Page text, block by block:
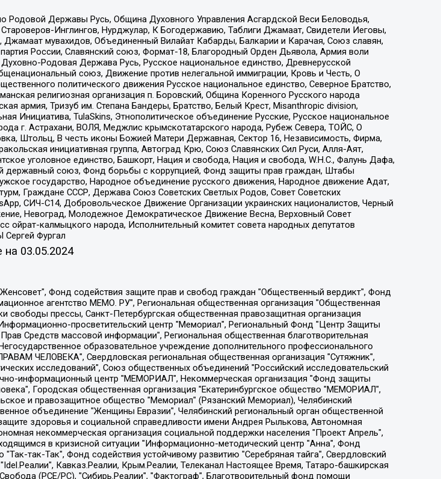
Родовой Державы Русь, Община Духовного Управления Асгардской Веси Беловодья,
Инглингов, Нурджулар, К Богодержавию, Таблиги Джамаат, Свидетели Иеговы,
мувахидов, Объединенный Вилайат Кабарды, Балкарии и Карачая, Союз славян,
России, Славянский союз, Формат-18, Благородный Орден Дьявола, Армия воли
Родовая Держава Русь, Русское национальное единство, Древнерусской
союз, Движение против нелегальной иммиграции, Кровь и Честь, О
политического движения Русское национальное единство, Северное Братство,
религиозная организация п. Боровский, Община Коренного Русского народа
армия, Тризуб им. Степана Бандеры, Братство, Белый Крест, Misanthropic division,
Инициатива, TulaSkins, Этнополитическое объединение Русские, Русское национальное
г. Астрахани, ВОЛЯ, Меджлис крымскотатарского народа, Рубеж Севера, ТОЙС, О
Штольц, В честь иконы Божией Матери Державная, Сектор 16, Независимость, Фирма,
инициативная группа, Автоград Крю, Союз Славянских Сил Руси, Алля-Аят,
уголовное единство, Башкорт, Нация и свобода, Нация и свобода, W.H.С., Фалунь Дафа,
державный союз, Фонд борьбы с коррупцией, Фонд защиты прав граждан, Штабы
государство, Народное объединение русского движения, Народное движение Адат,
Граждане СССР, Держава Союз Советских Светлых Родов, Совет Советских
СИЧ-С14, Добровольческое Движение Организации украинских националистов, Черный
Невоград, Молодежное Демократическое Движение Весна, Верховный Совет
ойрат-калмыцкого народа, Исполнительный комитет совета народных депутатов
Фургал
на 03.05.2024
Шмагун Олеся Валентиновна, Общество с ограниченной ответственностью "Альтаир 2021", Общество с ограниченной ответственностью "Вега 2021", Общество с ограниченной ответственностью "Главный редактор 2021", Общество с ограниченной ответственностью "Ромашки монолит", Важенков Артем Валерьевич, Ивановская областная общественная организация "Центр гендерных исследований", Гурман Юрий Альбертович, Медиапроект "ОВД-Инфо", Егоров Владимир Владимирович, Жилинский Владимир Александрович, Общество с ограниченной ответственностью "ЗП", Иванова София Юрьевна, Карезина Инна Павловна, Кильтау Екатерина Викторовна, Петров Алексей Викторович, Пискунов Сергей Евгеньевич, Смирнов Сергей Сергеевич, Тихонов Михаил Сергеевич, Общество с ограниченной ответственностью "ЖУРНАЛИСТ-ИНОСТРАННЫЙ АГЕНТ", Арапова Галина Юрьевна, Вольтская Татьяна Анатольевна, Американская компания "Mason G.E.S. Anonymous Foundation" (США), являющаяся владельцем интернет-издания https://mnews.world/, Компания "Stichting Bellingcat", зарегистрированная в Нидерландах (дата регистрации 11.07.2018), Захаров Андрей Вячеславович, Клепиковская Екатерина Дмитриевна, Общество с ограниченной ответственностью "МЕМО", Перл Роман Александрович, Симонов Евгений Алексеевич, Соловьева Елена Анатольевна, Сотников Даниил Владимирович, Сурначева Елизавета Дмитриевна, Автономная некоммерческая организация по защите прав человека и информированию населения "Якутия – Наше Мнение", Общество с ограниченной ответственностью "Москоу диджитал медиа", с 26.01.2023 Общество с ограниченной ответственностью "Чайка Белые сады", Ветошкина Валерия Валерьевна, Заговора Максим Александрович, Межрегиональное общественное движение "Российская ЛГБТ - сеть", Оленичев Максим Владимирович, Павлов Иван Юрьевич, Скворцова Елена Сергеевна, Общество с ограниченной ответственностью "Как бы инагент", Кочетков Игорь Викторович, Общество с ограниченной ответственностью "Честные выборы", Еланчик Олег Александрович, Общество с ограниченной ответственностью "Нобелевский призыв", Гималова Регина Эмилевна, Григорьев Андрей Валерьевич, Григорьева Алина Александровна, Ассоциация по содействию защите прав призывников, альтернативнослужащих и военнослужащих "Правозащитная группа "Гражданин.Армия.Право", Хисамова Регина Фаритовна, Автономная некоммерческая организация по реализации социально-правовых программ "Лилит", Дальневосточное общественное движение "Маяк", Санкт-Петербургская ЛГБТ-инициативная группа "Выход", Инициативная группа ЛГБТ+ "Реверс", Алексеев Андрей Викторович, Бекбулатова Таисия Львовна, Беляев Иван Михайлович, Владыкина Елена Сергеевна, Гельман Марат Александрович, Никульшина Вероника Юрьевна, Толоконникова Надежда Андреевна, Шендерович Виктор Анатольевич, Общество с ограниченной ответственностью "Данное сообщение", Общество с ограниченной ответственностью Издательский дом "Новая глава", Айнбиндер Александра Александровна, Московский комьюнити-центр для ЛГБТ+инициатив, Благотворительный фонд развития филантропии, Deutsche Welle (Германия, Kurt-Schumacher-Strasse 3, 53113 Bonn), Борзунова Мария Михайловна, Воробьев Виктор Викторович, Голубева Анна Львовна, Константинова Алла Михайловна, Малкова Ирина Владимировна, Мурадов Мурад Абдулгалимович, Осетинская Елизавета Николаевна, Понасенков Евгений Николаевич, Ганапольский Матвей Юрьевич, Киселев Евгений Алексеевич, Борухович Ирина Григорьевна, Дремин Иван Тимофеевич, Дубровский Дмитрий Викторович, Красноярская региональная общественная организация поддержки и развития альтернативных образовательных технологий и межкультурных коммуникаций "ИНТЕРРА", Маяковская Екатерина Алексеевна, Фейгин Марк Захарович, Филимонов Андрей Викторович, Дзугкоева Регина Николаевна, Доброхотов Роман Александрович, Дудь Юрий Александрович, Елкин Сергей Владимирович, Кругликов Кирилл Игоревич, Сабунаева Мария Леонидовна, Семенов Алексей Владимирович, Шаинян Карен Багратович, Шульман Екатерина Михайловна, Асафьев Артур Валерьевич, Вахштайн Виктор Семенович, Венедиктов Алексей Алексеевич, Лушникова Екатерина Евгеньевна, Волков Леонид Михайлович, Невзоров Александр Глебович, Пархоменко Сергей Борисович, Сироткин Ярослав Николаевич, Кара-Мурза Владимир Владимирович, Баранова Наталья Владимировна, Гозман Леонид Яковлевич, Кагарлицкий Борис Юльевич, Климарев Михаил Валерьевич, Милов Владимир Станиславович, Автономная некоммерческая организация Краснодарский центр современного искусства "Типография", Моргенштерн Алишер Тагирович, Соболь Любовь Эдуардовна, Общество с ограниченной ответственностью "ЛИЗА НОРМ", Каспаров Гарри Кимович, Ходорковский Михаил Борисович, Общество с ограниченной ответственностью "Апрельские тезисы", Данилович Ирина Брониславовна, Кашин Олег Владимирович, Петров Николай Владимирович, Пивоваров Алексей Владимирович, Соколов Михаил Владимирович, Цветкова Юлия Владимировна, Чичваркин Евгений Александрович, Комитет против пыток/Команда против пыток, Общество с ограниченной ответственностью "Первый научный", Общество с ограниченной ответственностью "Вертолет и ко", Белоцерковская Вероника Борисовна, Кац Максим Евгеньевич, Лазарева Татьяна Юрьевна, Шаведдинов Руслан Табризович, Яшин Илья Валерьевич, Общество с ограниченной ответственностью "Иноагент ААВ", Алешковский Дмитрий Петрович, Альбац Евгения Марковна, Быков Дмитрий Львович, Галямина Юлия Евгеньевна, Лойко Сергей Леонидович, Мартынов Кирилл Константинович, Медведев Сергей Александрович, Крашенинников Федор Геннадиевич, Гордеева Катерина Вл